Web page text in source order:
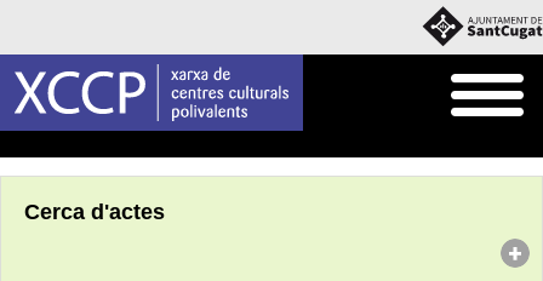
Cerca d'actes